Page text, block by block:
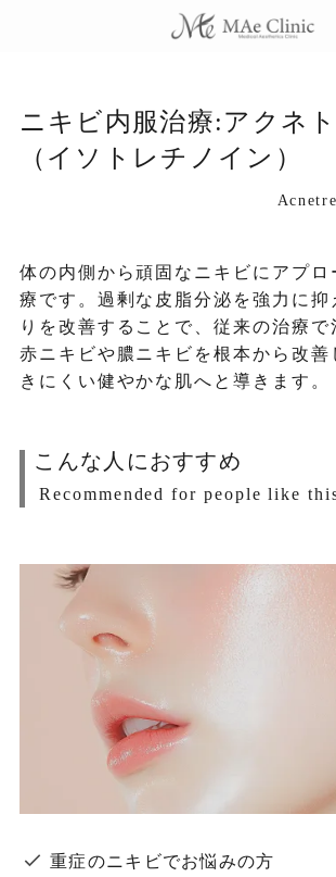
ニキビ内服治療:アクネ
（イソトレチノイン）
体の内側から頑固なニキビにアプロ
療です。過剰な皮脂分泌を強力に抑
りを改善することで、従来の治療で
赤ニキビや膿ニキビを根本から改善
きにくい健やかな肌へと導きます。
こんな人におすすめ
Recommended for people like
重症のニキビでお悩みの方